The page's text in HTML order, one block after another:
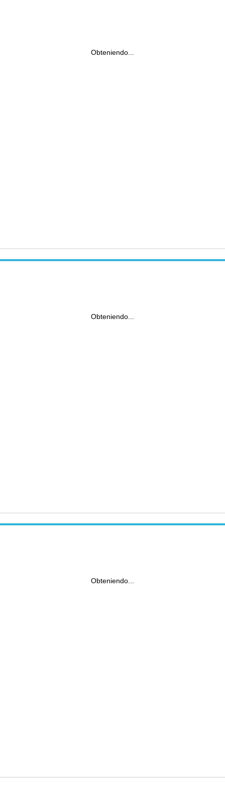
Obteniendo...
Obteniendo...
Obteniendo...